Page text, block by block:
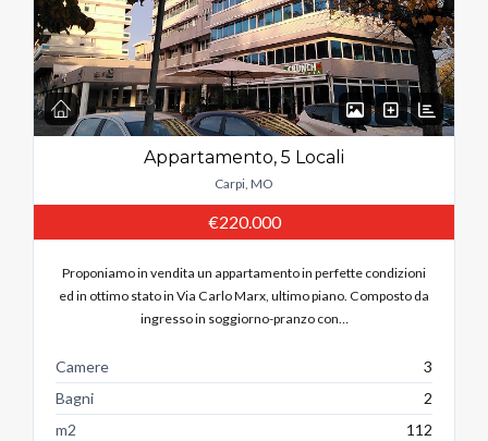
Appartamento, 5 Locali
Carpi, MO
€220.000
Proponiamo in vendita un appartamento in perfette condizioni
ed in ottimo stato in Via Carlo Marx, ultimo piano. Composto da
ingresso in soggiorno-pranzo con…
Camere
3
Bagni
2
m2
112
Hai perso la password?